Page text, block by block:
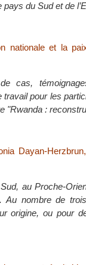
du Sud et de
nationale et la
cas,
pour les
"Rwanda :
Dayan-
au Proche-
nombre de
origine, ou pour